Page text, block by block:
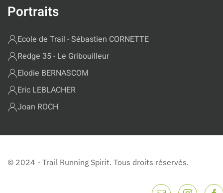
Portraits
Ecole de Trail - Sébastien CORNETTE
Redge 35 - Le Gribouilleur
Elodie BERNASCOM
Eric LEBLACHER
Joan ROCH
© 2024 - Trail Running Spirit. Tous droits réservés.